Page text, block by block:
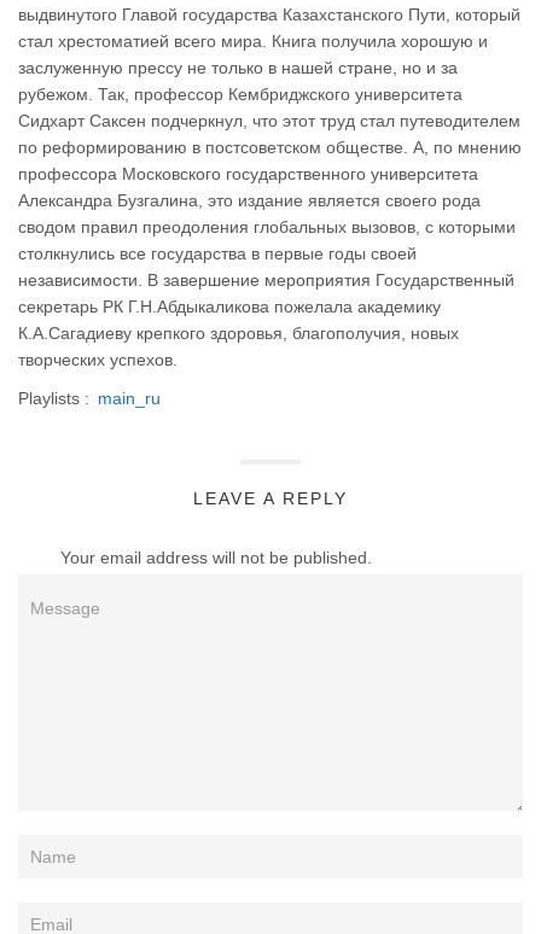
выдвинутого Главой государства Казахстанского Пути, который
стал хрестоматией всего мира. Книга получила хорошую и
заслуженную прессу не только в нашей стране, но и за
рубежом. Так, профессор Кембриджского университета
Сидхарт Саксен подчеркнул, что этот труд стал путеводителем
по реформированию в постсоветском обществе. А, по мнению
профессора Московского государственного университета
Александра Бузгалина, это издание является своего рода
сводом правил преодоления глобальных вызовов, с которыми
столкнулись все государства в первые годы своей
независимости. В завершение мероприятия Государственный
секретарь РК Г.Н.Абдыкаликова пожелала академику
К.А.Сагадиеву крепкого здоровья, благополучия, новых
творческих успехов.
Playlists : main_ru
LEAVE A REPLY
Your email address will not be published.